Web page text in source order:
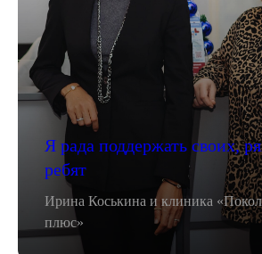
Я рада поддержать своих,
ребят
Ирина Коськина и клиника
плюс»